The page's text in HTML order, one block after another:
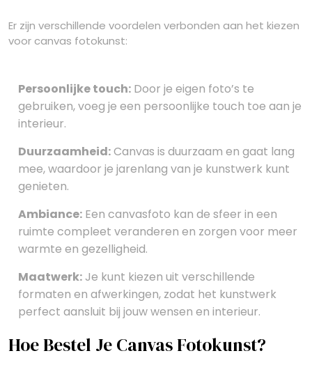
Er zijn verschillende voordelen verbonden aan het kiezen
voor canvas fotokunst:
Persoonlijke touch: Door je eigen foto’s te
gebruiken, voeg je een persoonlijke touch toe aan je
interieur.
Duurzaamheid:Canvas is duurzaam en gaat lang
mee, waardoor je jarenlang van je kunstwerk kunt
genieten.
Ambiance: Een canvasfoto kan de sfeer in een
ruimte compleet veranderen en zorgen voor meer
warmte en gezelligheid.
Maatwerk: Je kunt kiezen uit verschillende
formaten en afwerkingen, zodat het kunstwerk
perfect aansluit bij jouw wensen en interieur.
Hoe Bestel Je Canvas Fotokunst?